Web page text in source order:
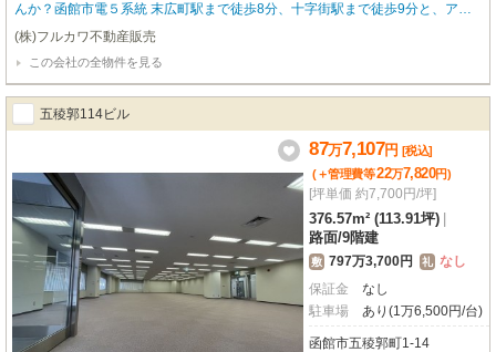
んか？函館市電５系統 末広町駅まで徒歩8分、十字街駅まで徒歩9分と、アク
セスしやすい立地です。歴史と文化が息づく元町エリアは、観光客も多く訪
れ、多様なビジネスチャンスが期待できます。この貸店舗・貸事務所は3階部
分、専有面積54.82m²。鉄筋コンクリート・鉄骨造のしっかりとした建物で
す。室内にはビルトインエアコン、照明器具、給排水設備が整っており、快適
な環境を提供します。さらに、防音室も備わっており、教育・スクール事業や
アミューズメント関連の店舗にもおすすめです。共用駐車場もございますの
で、お車でのアクセスも便利です。函館元町で新たな一歩を踏み出すチャンス
です。この機会にぜひご検討ください。詳細はお気軽にお問い合わせくださ
い！
(株)フルカワ不動産販売
この会社の全物件を見る
五稜郭114ビル
87万7,107円 [税込]
(＋管理費等22万7,820円)
[坪単価 約7,700円/坪]
376.57m² (113.91坪)
路面/9階建
敷 797万3,700円 礼 なし
保証金
なし
駐車場
あり(1万6,500円/台)
函館市五稜郭町1-14